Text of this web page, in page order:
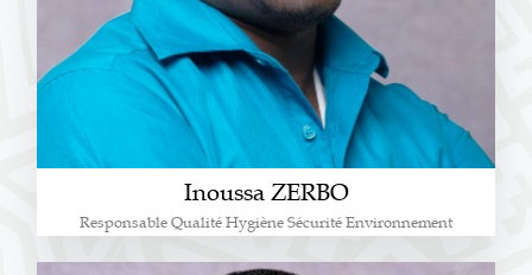
Inoussa ZERBO
Responsable Qualité Hygiène Sécurité Environnement